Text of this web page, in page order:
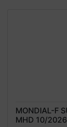
MONDIAL-F
HD 10/2026